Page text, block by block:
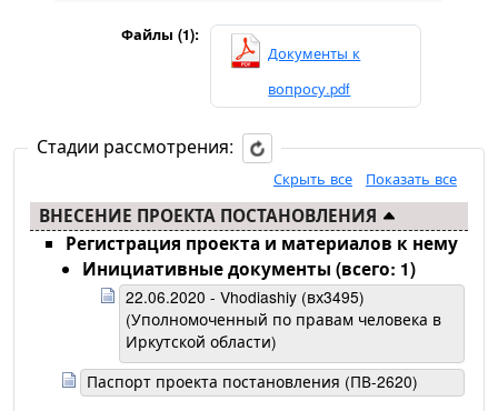
Файлы (1):
Документы к
вопросу.pdf
Стадии рассмотрения:
Скрыть все Показать все
ВНЕСЕНИЕ ПРОЕКТА ПОСТАНОВЛЕНИЯ
Регистрация проекта и материалов к нему
Инициативные документы (всего: 1)
22.06.2020 - Vhodiashiy (вх3495)
(Уполномоченный по правам человека в
Иркутской области)
Паспорт проекта постановления (ПВ-2620)